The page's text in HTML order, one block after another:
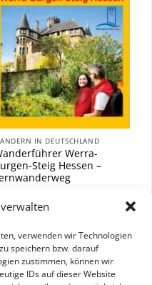
verwenden wir Technologien
speichern bzw. darauf
zustimmen, können wir
IDs auf dieser Website
IN DEUTSCHLAND
Werra-
Steig Hessen –